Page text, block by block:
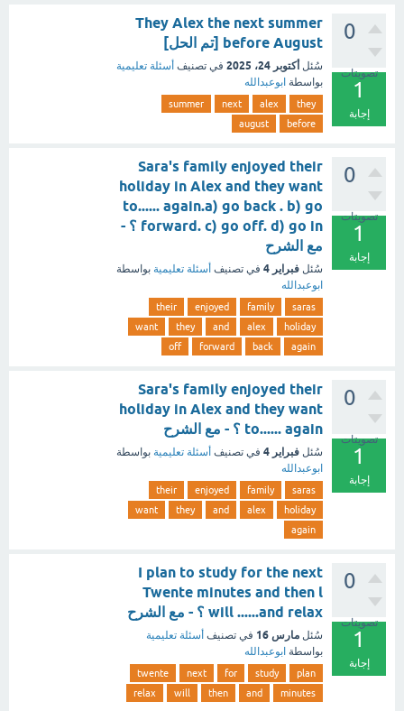
0
تصويتات
1
إجابة
They Alex the next summer
before August [تم الحل]
سُئل أكتوبر 24، 2025 في تصنيف أسئلة تعليمية
بواسطة ابوعبدالله
they
alex
next
summer
before
august
0
تصويتات
1
إجابة
Sara's family enjoyed their
holiday in Alex and they want
to...... again.a) go back . b) go
forward. c) go off. d) go in ؟ -
مع الشرح
سُئل فبراير 4 في تصنيف أسئلة تعليمية بواسطة
ابوعبدالله
saras
family
enjoyed
their
holiday
alex
and
they
want
again
back
forward
off
0
تصويتات
1
إجابة
Sara's family enjoyed their
holiday in Alex and they want
to...... again ؟ - مع الشرح
سُئل فبراير 4 في تصنيف أسئلة تعليمية بواسطة
ابوعبدالله
saras
family
enjoyed
their
holiday
alex
and
they
want
again
0
تصويتات
1
إجابة
I plan to study for the next
Twente minutes and then l
will ......and relax ؟ - مع الشرح
سُئل مارس 16 في تصنيف أسئلة تعليمية
بواسطة ابوعبدالله
plan
study
for
next
twente
minutes
and
then
will
relax